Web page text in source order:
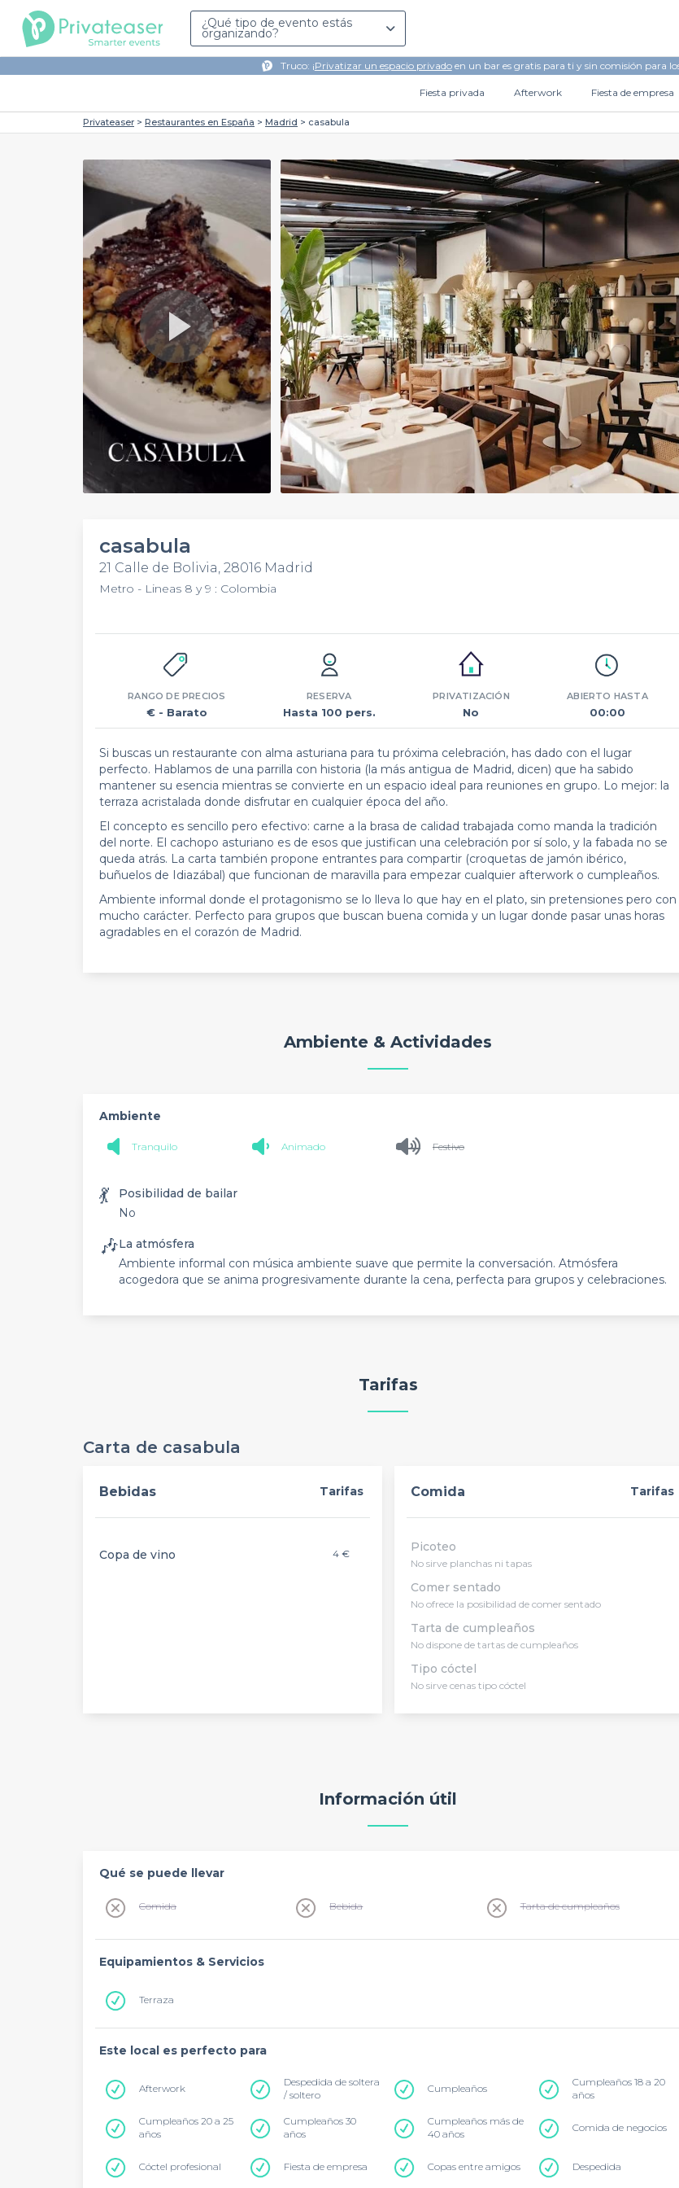
¿Qué tipo de evento estás
organizando?
Truco: ¡Privatizar un espacio privadoen un bar es gratis para ti y sin comisión para
Fiesta privada Afterwork Fiesta de empresa
Privateaser Restaurantes en España Madrid casabula
Play
Video
casabula
21 Calle de Bolivia, 28016 Madrid
Metro - Lineas 8 y 9 : Colombia
RANGO DE PRECIOS
€ - Barato
RESERVA
Hasta 100 pers.
PRIVATIZACIÓN
No
ABIERTO HASTA
00:00
Si buscas un restaurante con alma asturiana para tu próxima celebración, has dado con el lugar
perfecto. Hablamos de una parrilla con historia (la más antigua de Madrid, dicen) que ha sabido
mantener su esencia mientras se convierte en un espacio ideal para reuniones en grupo. Lo mejor: la
terraza acristalada donde disfrutar en cualquier época del año.
El concepto es sencillo pero efectivo: carne a la brasa de calidad trabajada como manda la tradición
del norte. El cachopo asturiano es de esos que justifican una celebración por sí solo, y la fabada no se
queda atrás. La carta también propone entrantes para compartir (croquetas de jamón ibérico,
buñuelos de Idiazábal) que funcionan de maravilla para empezar cualquier afterwork o cumpleaños.
Ambiente informal donde el protagonismo se lo lleva lo que hay en el plato, sin pretensiones pero con
mucho carácter. Perfecto para grupos que buscan buena comida y un lugar donde pasar unas horas
agradables en el corazón de Madrid.
Ambiente & Actividades
Ambiente
Tranquilo Animado Festivo
💃
Posibilidad de bailar
No
🎶La atmósfera
Ambiente informal con música ambiente suave que permite la conversación. Atmósfera
acogedora que se anima progresivamente durante la cena, perfecta para grupos y celebraciones.
Tarifas
Carta de casabula
Bebidas Tarifas
Copa de vino 4 €
Comida Tarifas
Picoteo
No sirve planchas ni tapas
Comer sentado
No ofrece la posibilidad de comer sentado
Tarta de cumpleaños
No dispone de tartas de cumpleaños
Tipo cóctel
No sirve cenas tipo cóctel
Información útil
Qué se puede llevar
Comida Bebida Tarta de cumpleaños
Equipamientos & Servicios
Terraza
Este local es perfecto para
Afterwork
Despedida de soltera
/ soltero
Cumpleaños
Cumpleaños 18 a 20
años
Cumpleaños 20 a 25
años
Cumpleaños 30
años
Cumpleaños más de
40 años
Comida de negocios
Cóctel profesional Fiesta de empresa Copas entre amigos Despedida